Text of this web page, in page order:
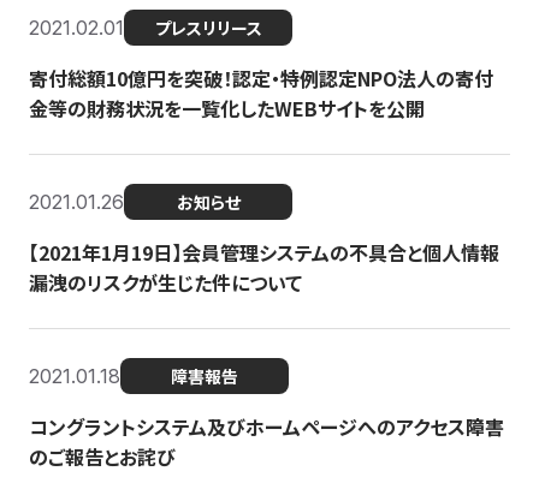
2021.02.01 プレスリリース
寄付総額10億円を突破！認定・特例認定NPO法人の寄付
金等の財務状況を一覧化したWEBサイトを公開
2021.01.26 お知らせ
【2021年1月19日】会員管理システムの不具合と個人情報
漏洩のリスクが生じた件について
2021.01.18 障害報告
コングラントシステム及びホームページへのアクセス障害
のご報告とお詫び